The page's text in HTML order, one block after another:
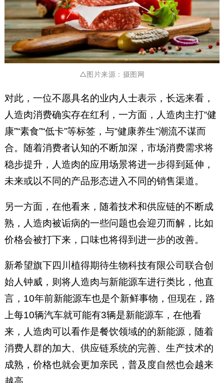
△图片来源： 摄图网
对此，一位不愿具名的业内人士表示，长远来看，
人造肉消费确实存在红利，一方面，人造肉主打“健
康”“素食”“低卡”等标签，与“健康养生”潮流不谋而
合。随着消费者认知的不断加深，市场消费需求将
稳步提升，人造肉的应用场景将进一步得到延伸，
未来或以不同的产品形态进入不同的销售渠道。
另一方面，在他看来，随着技术和供应链的不断成
熟，人造肉被诟病的一些问题也会迎刃而解，比如
价格会被打下来，口味也将得到进一步的改善。
新希望旗下四川植得期待生物科技有限公司联合创
始人钟威，则将人造肉与新能源车进行类比，他直
言，10年前新能源车也是个新鲜事物，但现在，路
上每10辆汽车就可能有3辆是新能源车，在他看
来，人造肉可以看作是餐饮领域的的新能源，随着
消费人群的加大、供应链系统的完善、生产技术的
成熟，价格也就会更加亲民，普及度自然也会越来